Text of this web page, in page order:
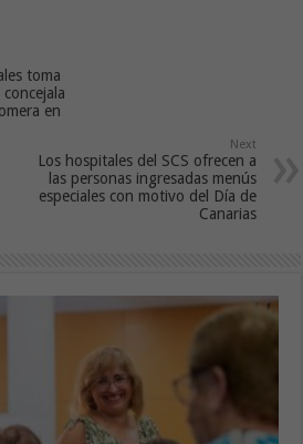
toma
en
Next
Los hospitales del SCS ofrecen a
las personas ingresadas menús
especiales con motivo del Día de
Canarias